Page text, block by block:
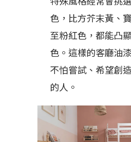
色，比方芥末黃、
至粉紅色，都能凸
色。這樣的客廳油
不怕嘗試、希望創
的人。